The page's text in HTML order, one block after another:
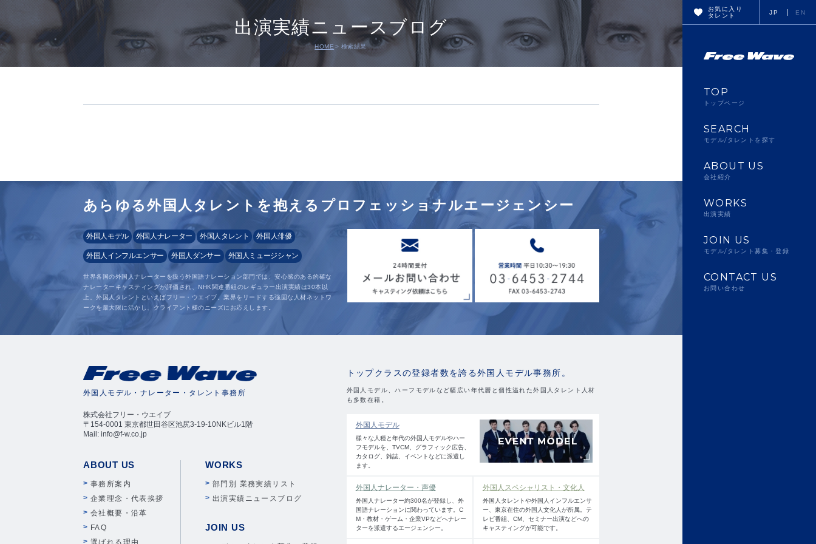
出演実績ニュースブログ
HOME 検索結果
あらゆる外国人タレントを抱えるプロフェッショナルエージェンシー
外国人モデル 外国人ナレーター 外国人タレント 外国人俳優
外国人インフルエンサー 外国人ダンサー 外国人ミュージシャン
世界各国の外国人ナレーターを扱う外国語ナレーション部門では、安心感のある的確な
ナレーターキャスティングが評価され、NHK関連番組のレギュラー出演実績は30本以
上。外国人タレントといえばフリー・ウエイブ。業界をリードする強固な人材ネットワ
ークを最大限に活かし、クライアント様のニーズにお応えします。
外国人モデル・ナレーター・タレント事務所
株式会社フリー・ウエイブ
〒154-0001 東京都世田谷区池尻3-19-10NKビル1階
Mail: info@f-w.co.jp
ABOUT US
事務所案内
企業理念・代表挨拶
会社概要・沿革
FAQ
選ばれる理由
WORKS
部門別 業務実績リスト
出演実績ニュースブログ
JOIN US
トップクラスの登録者数を誇る外国人モデル事務所。
外国人モデル、ハーフモデルなど幅広い年代層と個性溢れた外国人タレント人材
も多数在籍。
外国人モデル
様々な人種と年代の外国人モデルやハー
フモデルを、TVCM、グラフィック広告、
カタログ、雑誌、イベントなどに派遣し
ます。
外国人ナレーター・声優
外国人ナレーター約300名が登録し、外
国語ナレーションに関わっています。C
M・教材・ゲーム・企業VPなどへナレー
ターを派遣するエージェンシー。
外国人スペシャリスト・文化人
外国人タレントや外国人インフルエンサ
ー、東京在住の外国人文化人が所属。テ
レビ番組、CM、セミナー出演などへの
キャスティングが可能です。
お気に入り
タレント
JP EN
TOP
トップページ
SEARCH
モデル/タレントを探す
ABOUT US
会社紹介
WORKS
出演実績
JOIN US
モデル/タレント募集・登録
CONTACT US
お問い合わせ